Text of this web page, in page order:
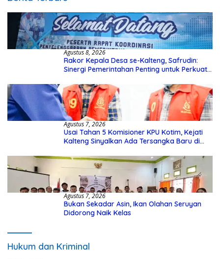
Agustus 8, 2026
Rakor Kepala Desa se-Kalteng, Safrudin:
Sinergi Pemerintahan Penting untuk Perkuat
Agustus 7, 2026
Usai Tahan 5 Komisioner KPU Kotim, Kejati
Kalteng Sinyalkan Ada Tersangka Baru di
Agustus 7, 2026
Bukan Sekadar Asin, Ikan Olahan Seruyan
Didorong Naik Kelas
Hukum dan Kriminal